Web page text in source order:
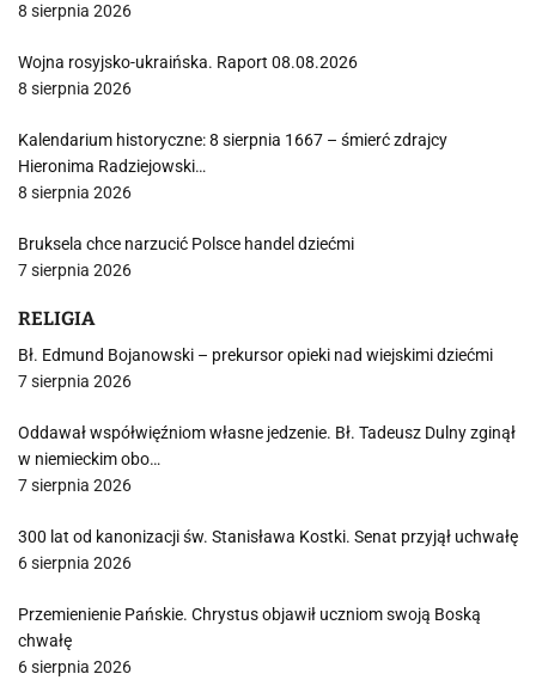
8 sierpnia 2026
Wojna rosyjsko-ukraińska. Raport 08.08.2026
8 sierpnia 2026
Kalendarium historyczne: 8 sierpnia 1667 – śmierć zdrajcy
Hieronima Radziejowski…
8 sierpnia 2026
Bruksela chce narzucić Polsce handel dziećmi
7 sierpnia 2026
RELIGIA
Bł. Edmund Bojanowski – prekursor opieki nad wiejskimi dziećmi
7 sierpnia 2026
Oddawał współwięźniom własne jedzenie. Bł. Tadeusz Dulny zginął
w niemieckim obo…
7 sierpnia 2026
300 lat od kanonizacji św. Stanisława Kostki. Senat przyjął uchwałę
6 sierpnia 2026
Przemienienie Pańskie. Chrystus objawił uczniom swoją Boską
chwałę
6 sierpnia 2026